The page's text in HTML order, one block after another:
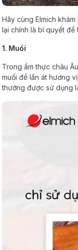
Hãy cùng Elmich
lại chính là bí quyết để
1. Muối
Trong ẩm thực châu
muối để lấn át hương
thường được sử dụng